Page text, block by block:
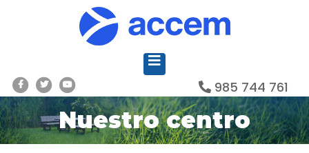
985 744 761
Nuestro centro